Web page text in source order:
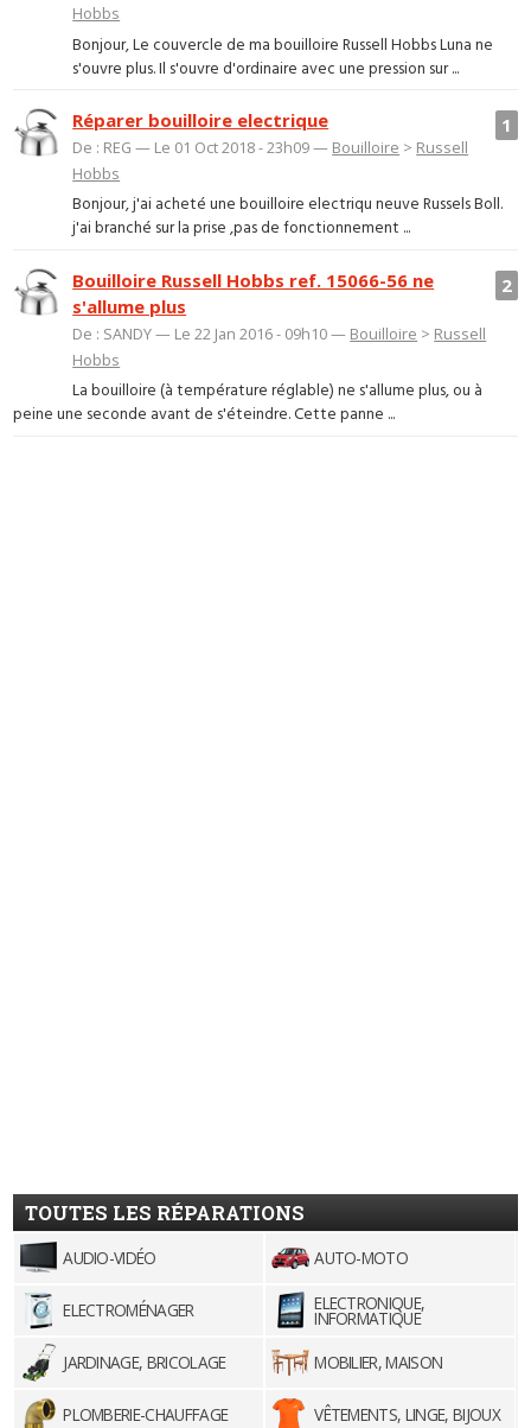
Hobbs
Bonjour, Le couvercle de ma bouilloire Russell Hobbs Luna ne
s'ouvre plus. Il s'ouvre d'ordinaire avec une pression sur ...
1
Réparer bouilloire electrique
De : REG — Le 01 Oct 2018 - 23h09 — Bouilloire > Russell
Hobbs
Bonjour, j'ai acheté une bouilloire electriqu neuve Russels Boll.
j'ai branché sur la prise ,pas de fonctionnement ...
2
Bouilloire Russell Hobbs ref. 15066-56 ne
s'allume plus
De : SANDY — Le 22 Jan 2016 - 09h10 — Bouilloire > Russell
Hobbs
La bouilloire (à température réglable) ne s'allume plus, ou à
peine une seconde avant de s'éteindre. Cette panne ...
TOUTES LES RÉPARATIONS
AUDIO-VIDÉO AUTO-MOTO
ELECTROMÉNAGER ELECTRONIQUE,
INFORMATIQUE
JARDINAGE, BRICOLAGE
MOBILIER, MAISON
PLOMBERIE-CHAUFFAGE VÊTEMENTS, LINGE, BIJOUX